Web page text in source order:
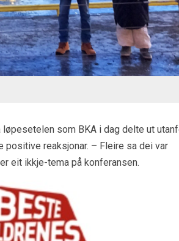
løpesetelen som BKA i dag delte ut
positive reaksjonar. – Fleire sa dei var
eit ikkje-tema på konferansen.